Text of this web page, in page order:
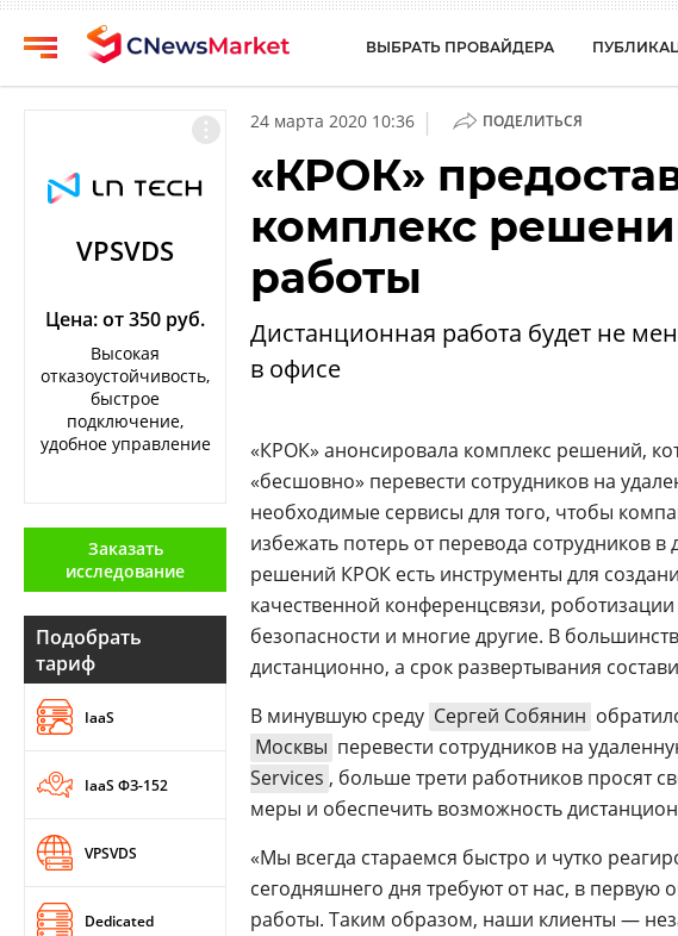
Публикации
обзоры
кабинет
проекте
Аналитика
Техника
Об
издании
Реклама
Вакансии
Контакты
Дзен
Rutube
Конференции
Техника
ВЫБРАТЬ ПРОВАЙДЕРА
VPSVDS
Цена: от 350 руб.
Высокая
отказоустойчивость,
быстрое
подключение,
удобное управление
Заказать
исследование
Подобрать
тариф
IaaS
IaaS ФЗ-152
VPSVDS
Dedicated
24 марта 2020 10:36 | ПОДЕЛИТЬСЯ
«КРОК»
комплекс
работы
Дистанционная работа будет не
в офисе
«КРОК» анонсировала комплекс решений,
«бесшовно» перевести сотрудников на
необходимые сервисы для того, чтобы
избежать потерь от перевода сотрудников
решений КРОК есть инструменты для
качественной конференцсвязи,
безопасности и многие другие. В
дистанционно, а срок развертывания
В минувшую среду Сергей Собянин
Москвы перевести сотрудников на
Services , больше трети работников просят
меры и обеспечить возможность
«Мы всегда стараемся быстро и чутко
сегодняшнего дня требуют от нас, в первую
работы. Таким образом, наши клиенты —